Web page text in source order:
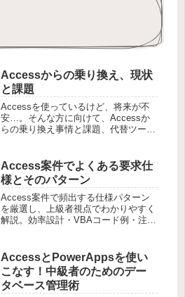
Accessからの乗り換え、現状
と課題
Accessを使っているけど、将来が不
安…。そんな方に向けて、Accessか
らの乗り換え事情と課題、代替ツール
Access案件でよくある要求仕
様とそのパターン
Access案件で頻出する仕様パターン
を厳選し、上級者視点でわかりやすく
解説。効率設計・VBAコード例・注意
AccessとPowerAppsを使い
こなす！中級者のためのデー
タベース管理術